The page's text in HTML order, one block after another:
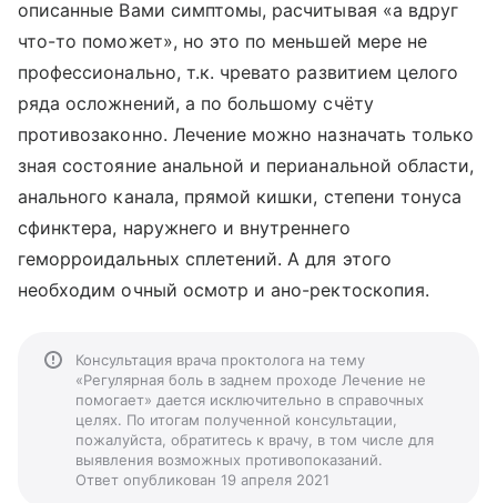
описанные Вами симптомы, расчитывая «а вдруг
что-то поможет», но это по меньшей мере не
профессионально, т.к. чревато развитием целого
ряда осложнений, а по большому счёту
противозаконно. Лечение можно назначать только
зная состояние анальной и перианальной области,
анального канала, прямой кишки, степени тонуса
сфинктера, наружнего и внутреннего
геморроидальных сплетений. А для этого
необходим очный осмотр и ано-ректоскопия.
Консультация врача проктолога на тему
«Регулярная боль в заднем проходе Лечение не
помогает» дается исключительно в справочных
целях. По итогам полученной консультации,
пожалуйста, обратитесь к врачу, в том числе для
выявления возможных противопоказаний.
Ответ опубликован 19 апреля 2021